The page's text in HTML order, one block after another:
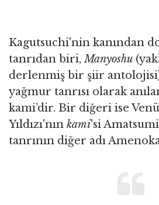
Kagutsuchi'nin kanından
tanrıdan biri,Manyoshu
derlenmiş bir şiir
yağmur tanrısı olarak
kami’dir. Bir diğeri ise
Yıldızı'nın kami'si
tanrının diğer adı